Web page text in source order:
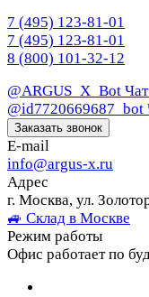
7 (495) 123-81-01
7 (495) 123-81-01
8 (800) 101-32-12
@ARGUS_X_Bot
@id7720669687_bot
Заказать звонок
E-mail
info@argus-x.ru
Адрес
г. Москва, ул.
🚙 Склад в Москве
Режим работы
Офис работает по